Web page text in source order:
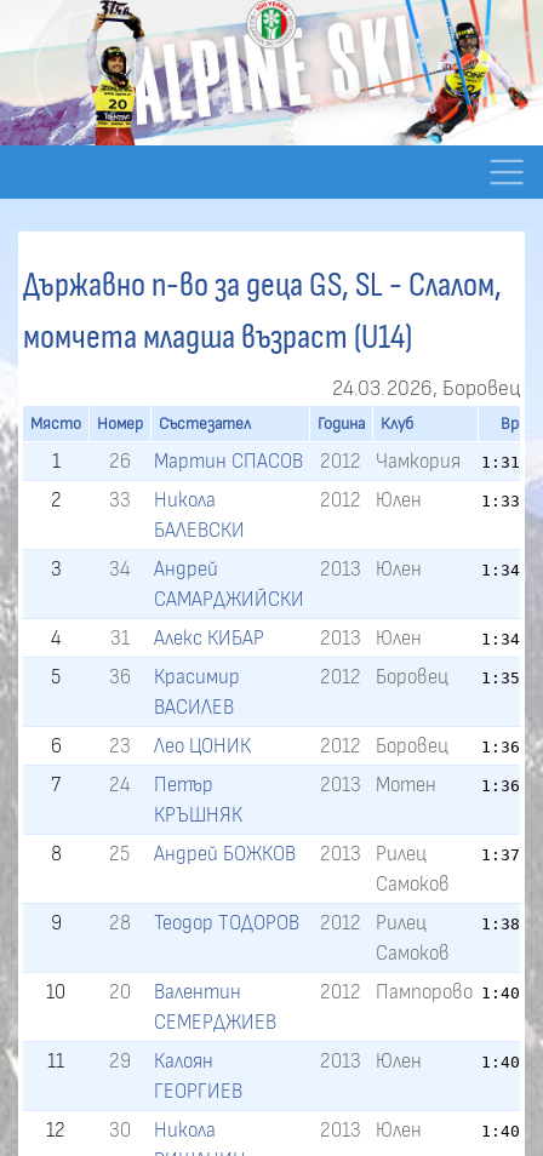
Държавно п-во за деца GS, SL - Слалом,
момчета младша възраст (U14)
24.03.2026, Боровец
Място Номер Състезател Година Клуб
1 26 Мартин СПАСОВ 2012 Чамкория
2 33
Никола
БАЛЕВСКИ
2012 Юлен
3 34
Андрей
САМАРДЖИЙСКИ
2013 Юлен
4 31 Алекс КИБАР 2013 Юлен
5 36
Красимир
ВАСИЛЕВ
2012 Боровец
6 23 Лео ЦОНИК 2012 Боровец
7 24
Петър
КРЪШНЯК
2013 Мотен
8 25 Андрей БОЖКОВ 2013
Рилец
Самоков
9 28 Теодор ТОДОРОВ 2012
Рилец
Самоков
10 20
Валентин
СЕМЕРДЖИЕВ
2012 Пампорово
11 29
Калоян
ГЕОРГИЕВ
2013 Юлен
12 30
Никола
2013 Юлен